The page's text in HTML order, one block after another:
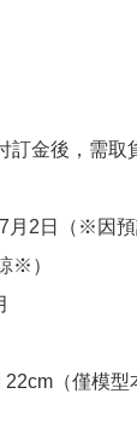
金後，需取
月2日（※因
※）
（僅模型